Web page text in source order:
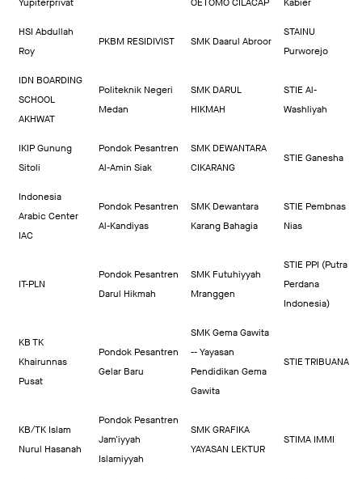
HSI Abdullah
Roy
PKBM RESIDIVIST SMK Daarul Abroor
STAINU
Purworejo
IDN BOARDING
SCHOOL
AKHWAT
Politeknik Negeri
Medan
SMK DARUL
HIKMAH
STIE Al-
Washliyah
IKIP Gunung
Sitoli
Pondok Pesantren
Al-Amin Siak
SMK DEWANTARA
CIKARANG
STIE Ganesha
Indonesia
Arabic Center
IAC
Pondok Pesantren
Al-Kandiyas
SMK Dewantara
Karang Bahagia
STIE Pembnas
Nias
IT-PLN
Pondok Pesantren
Darul Hikmah
SMK Futuhiyyah
Mranggen
STIE PPI (Putra
Perdana
Indonesia)
KB TK
Khairunnas
Pusat
Pondok Pesantren
Gelar Baru
SMK Gema Gawita
-- Yayasan
Pendidikan Gema
Gawita
STIE TRIBUANA
KB/TK Islam
Nurul Hasanah
Pondok Pesantren
Jam'iyyah
Islamiyyah
SMK GRAFIKA
YAYASAN LEKTUR
STIMA IMMI